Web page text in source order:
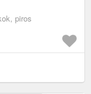
piros